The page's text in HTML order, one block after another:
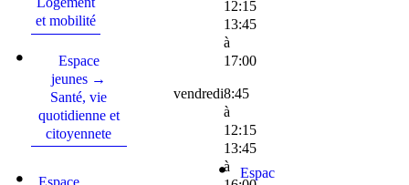
12:15
13:45
à
17:00
vendredi8:45
à
12:15
13:45
à
et mobilité
Espace
jeunes →
Santé, vie
quotidienne et
citoyennete
Espac